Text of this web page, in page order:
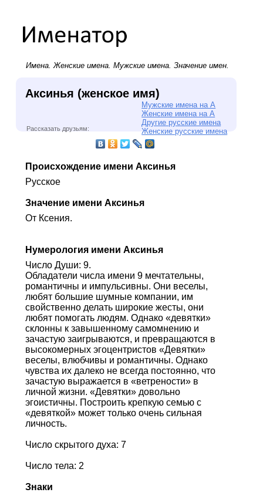
Имена.Женские имена. Мужские имена. Значение имен.
Аксинья (женское имя)
Мужские имена на А
Женские имена на А
Другие русские имена
Женские русские имена
Рассказать друзьям:
Происхождение имени Аксинья
Русское
Значение имени Аксинья
От Ксения.
Нумерология имени Аксинья
Число Души: 9.
Обладатели числа имени 9 мечтательны,
романтичны и импульсивны. Они веселы,
любят большие шумные компании, им
свойственно делать широкие жесты, они
любят помогать людям. Однако «девятки»
склонны к завышенному самомнению и
зачастую заигрываются, и превращаются в
высокомерных эгоцентристов «Девятки»
веселы, влюбчивы и романтичны. Однако
чувства их далеко не всегда постоянно, что
зачастую выражается в «ветрености» в
личной жизни. «Девятки» довольно
эгоистичны. Построить крепкую семью с
«девяткой» может только очень сильная
личность.
Число скрытого духа: 7
Число тела: 2
Знаки